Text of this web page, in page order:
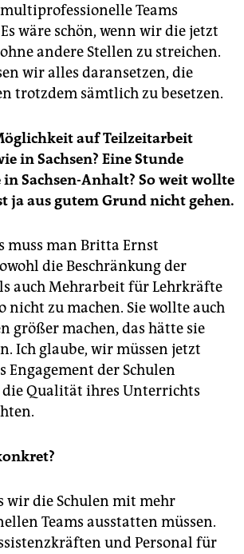
Teams
wäre schön, wenn wir die jetzt
andere Stellen zu streichen.
wir alles daransetzen, die
trotzdem sämtlich zu besetzen.
auf Teilzeitarbeit
in Sachsen? Eine Stunde
Sachsen-Anhalt? So weit wollte
ja aus gutem Grund nicht gehen.
muss man Britta Ernst
die Beschränkung der
auch Mehrarbeit für Lehrkräfte
nicht zu machen. Sie wollte auch
größer machen, das hätte sie
Ich glaube, wir müssen jetzt
Engagement der Schulen
Qualität ihres Unterrichts
wir die Schulen mit mehr
Teams ausstatten müssen.
und Personal für